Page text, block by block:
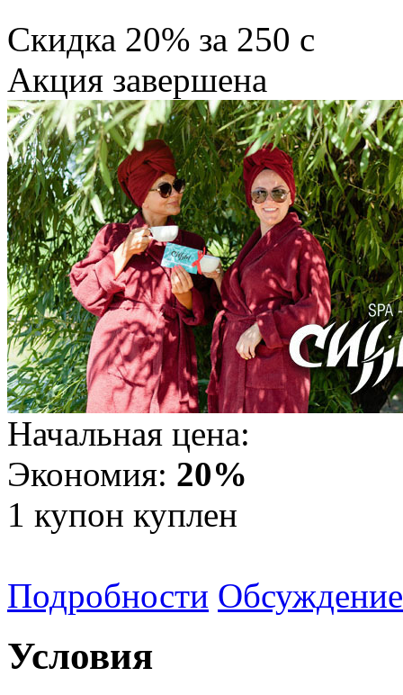
Скидка 20% за 250 c
Акция завершена
Начальная цена:
Экономия: 20%
1 купон куплен
Подробности Обсуждение
Условия